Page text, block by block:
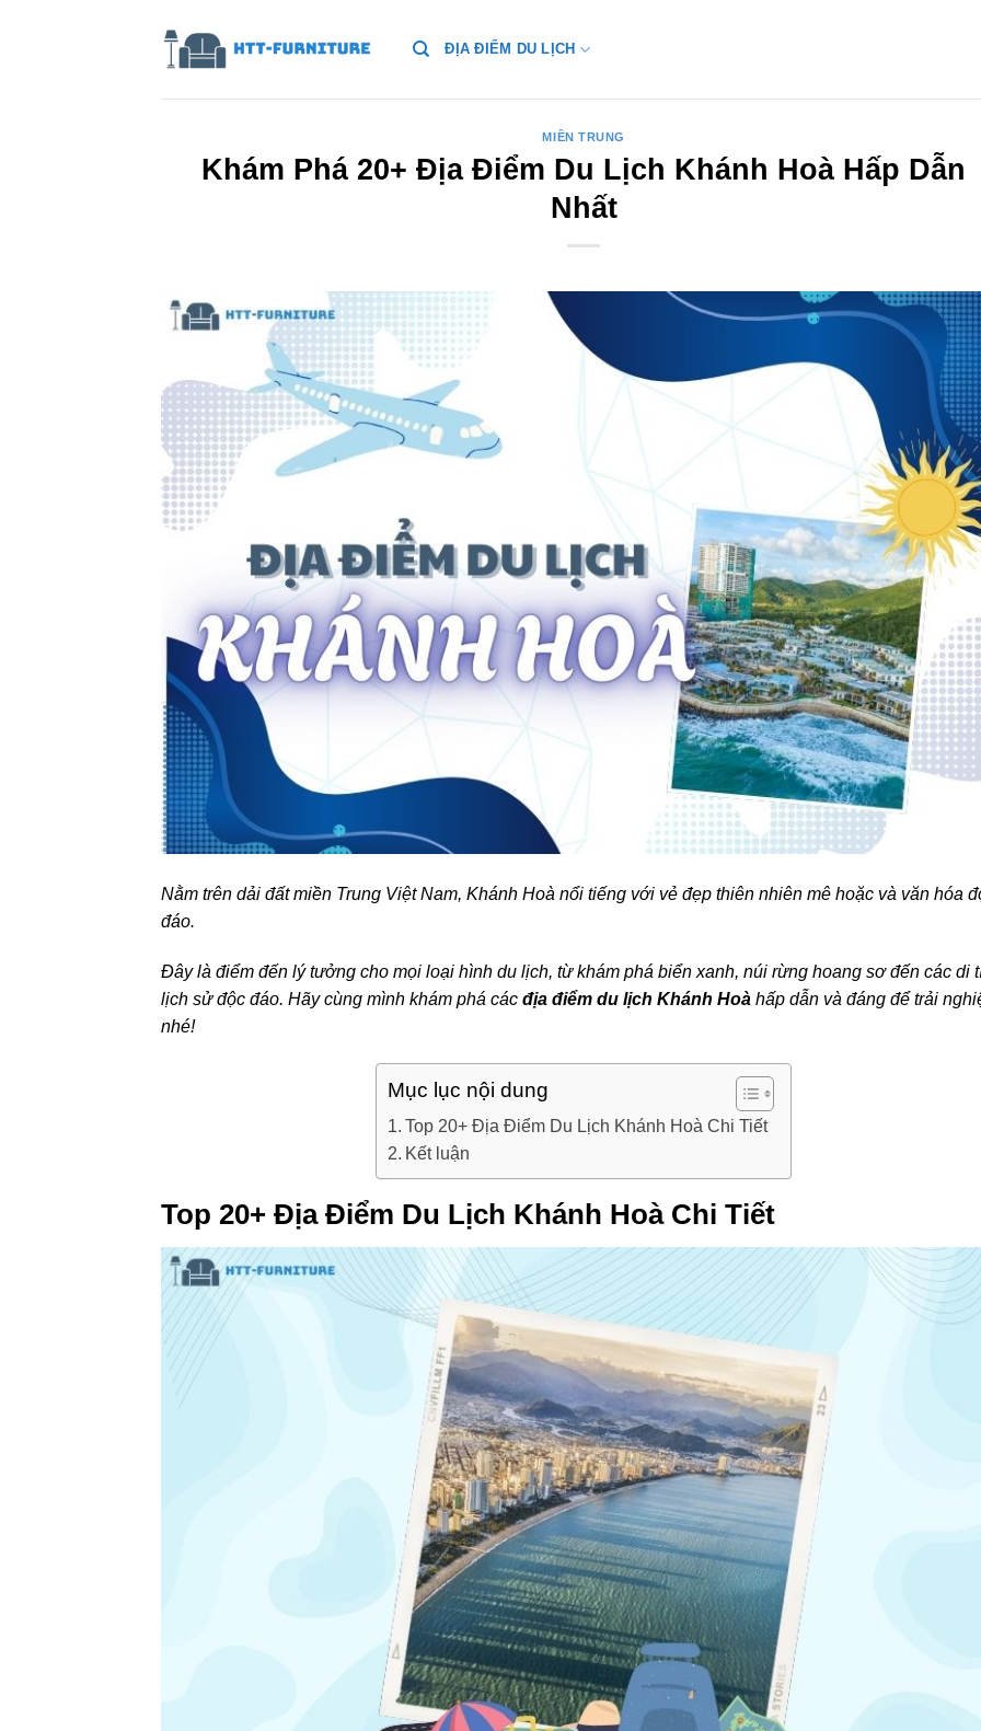
ĐỊA ĐIỂM DU LỊCH
MIỀN TRUNG
Khám Phá 20+ Địa Điểm Du Lịch Khánh Hoà Hấp Dẫn
Nhất
Nằm trên dải đất miền Trung Việt Nam, Khánh Hoà nổi tiếng với vẻ đẹp thiên nhiên mê hoặc và văn hóa
đáo.
Đây là điểm đến lý tưởng cho mọi loại hình du lịch, từ khám phá biển xanh, núi rừng hoang sơ đến các di
lịch sử độc đáo. Hãy cùng mình khám phá các địa điểm du lịch Khánh Hoà hấp dẫn và đáng để trải
nhé!
Mục lục nội dung
Top 20+ Địa Điểm Du Lịch Khánh Hoà Chi Tiết
Kết luận
Top 20+ Địa Điểm Du Lịch Khánh Hoà Chi Tiết